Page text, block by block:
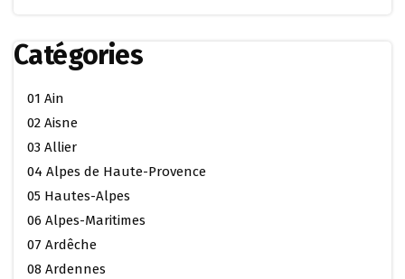
Catégories
01 Ain
02 Aisne
03 Allier
04 Alpes de Haute-Provence
05 Hautes-Alpes
06 Alpes-Maritimes
07 Ardêche
08 Ardennes